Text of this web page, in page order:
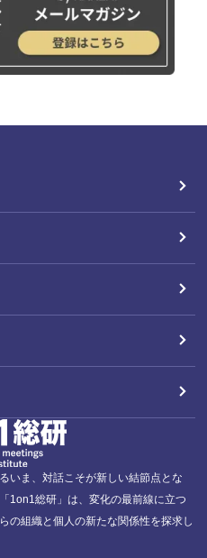
いま、対話こそが新しい結節点とな
1on1総研」は、変化の最前線に立つ
の組織と個人の新たな関係性を探求し